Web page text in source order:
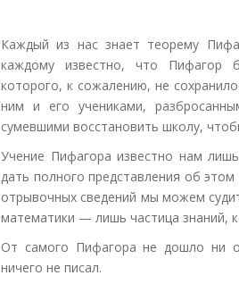
Каждый из нас знает теорему
каждому известно, что Пифагор
которого, к сожалению, не
ним и его учениками,
сумевшими восстановить школу,
Учение Пифагора известно нам
дать полного представления об
отрывочных сведений мы можем
математики — лишь частица знаний,
От самого Пифагора не дошло ни
ничего не писал.